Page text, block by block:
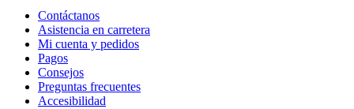
Contáctanos
Asistencia en carretera
Mi cuenta y pedidos
Pagos
Consejos
Preguntas frecuentes
Accesibilidad